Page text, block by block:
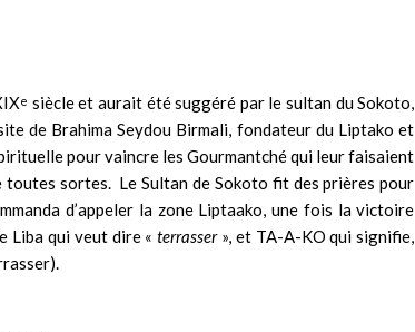
e siècle et aurait été suggéré par le sultan du Sokoto,
de Brahima Seydou Birmali, fondateur du Liptako et
pour vaincre les Gourmantché qui leur faisaient
sortes. Le Sultan de Sokoto fit des prières pour
d’appeler la zone Liptaako, une fois la victoire
Liba qui veut dire «terrasser», et TA-A-KO qui signifie,